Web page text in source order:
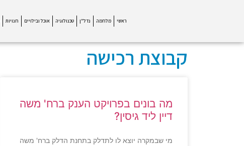
ראשי מלחמה נדל"ן טכנולוגיה אוכל ובילויים חנויות
קבוצת רכישה
מה בונים בפרויקט הענק ברח' משה
דיין ליד גיסין?
מי שבמקרה יוצא לו לתדלק בתחנת הדלק ברח' משה